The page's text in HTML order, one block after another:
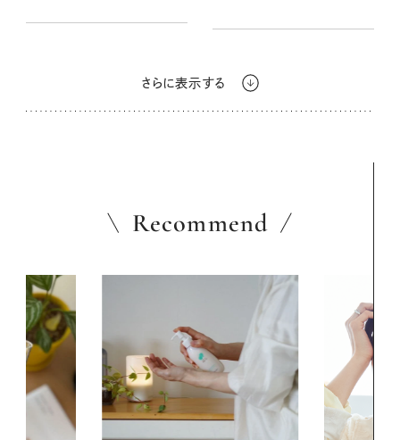
五感を刺激する旅
コツアー
さらに表示する
Recommend